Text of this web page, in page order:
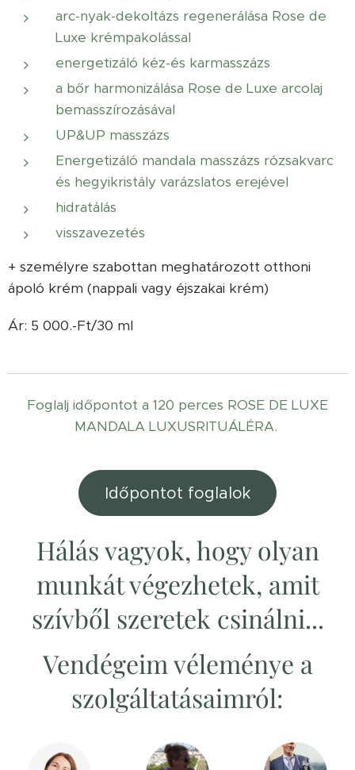
arc-nyak-dekoltázs regenerálása Rose de
Luxe krémpakolással
energetizáló kéz-és karmasszázs
a bőr harmonizálása Rose de Luxe arcolaj
bemasszírozásával
UP&UP masszázs
Energetizáló mandala masszázs rózsakvarc
és hegyikristály varázslatos erejével
hidratálás
visszavezetés
+ személyre szabottan meghatározott otthoni
ápoló krém (nappali vagy éjszakai krém)
Ár: 5 000.-Ft/30 ml
Foglalj időpontot a 120 perces ROSE DE LUXE
MANDALA LUXUSRITUÁLÉRA.
Időpontot foglalok
Hálás vagyok, hogy olyan
munkát végezhetek, amit
szívből szeretek csinálni...
Vendégeim véleménye a
szolgáltatásaimról: